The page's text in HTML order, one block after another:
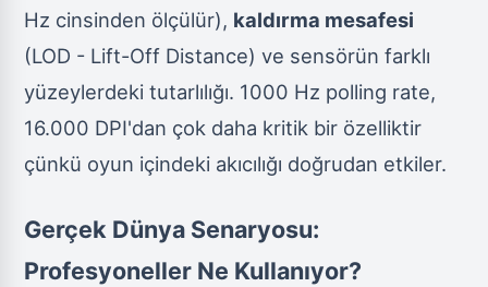
Hz cinsinden ölçülür), kaldırma mesafesi
(LOD - Lift-Off Distance) ve sensörün farklı
yüzeylerdeki tutarlılığı. 1000 Hz polling rate,
16.000 DPI'dan çok daha kritik bir özelliktir
çünkü oyun içindeki akıcılığı doğrudan etkiler.
Gerçek Dünya Senaryosu:
Profesyoneller Ne Kullanıyor?